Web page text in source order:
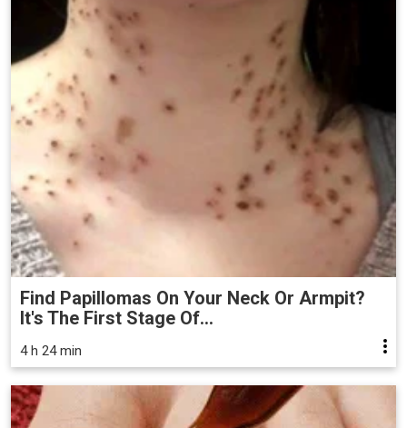
Find Papillomas On Your Neck Or Armpit?
It's The First Stage Of...
4 h 24 min